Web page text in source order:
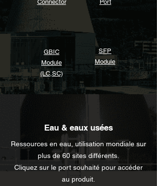
Connector
Port
GBIC
Module
(LC,SC)
SFP
Module
Eau & eaux usées
Ressources en eau, utilisation mondiale sur
plus de 60 sites différents.
Cliquez sur le port souhaité pour accéder
au produit.